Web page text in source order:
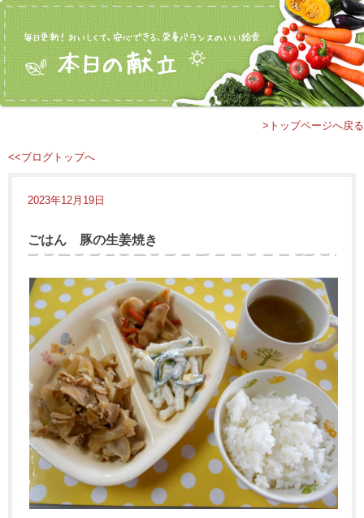
>トップページへ戻る
<<ブログトップへ
2023年12月19日
ごはん 豚の生姜焼き